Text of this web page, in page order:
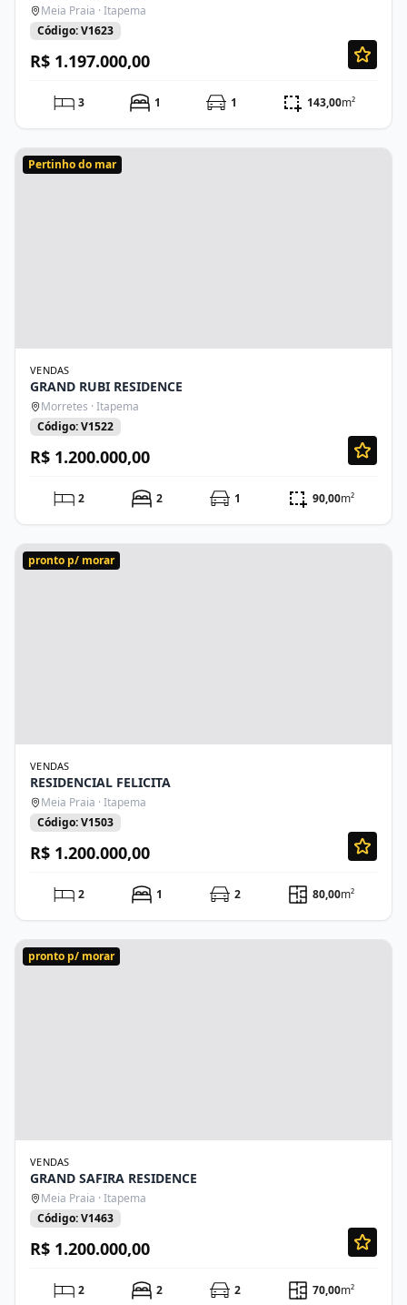
Meia Praia · Itapema
Código: V1623
R$ 1.197.000,00
3 1 1 143,00m²
Pertinho do mar
VENDAS
GRAND RUBI RESIDENCE
Morretes · Itapema
Código: V1522
R$ 1.200.000,00
2 2 1 90,00m²
pronto p/ morar
VENDAS
RESIDENCIAL FELICITA
Meia Praia · Itapema
Código: V1503
R$ 1.200.000,00
2 1 2 80,00m²
pronto p/ morar
VENDAS
GRAND SAFIRA RESIDENCE
Meia Praia · Itapema
Código: V1463
R$ 1.200.000,00
2 2 2 70,00m²